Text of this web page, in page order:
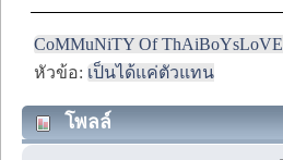
CoMMuNiTY Of ThAiBoYsLoVE
หัวข้อ: เป็นได้แค่ตัวแทน
โพลล์